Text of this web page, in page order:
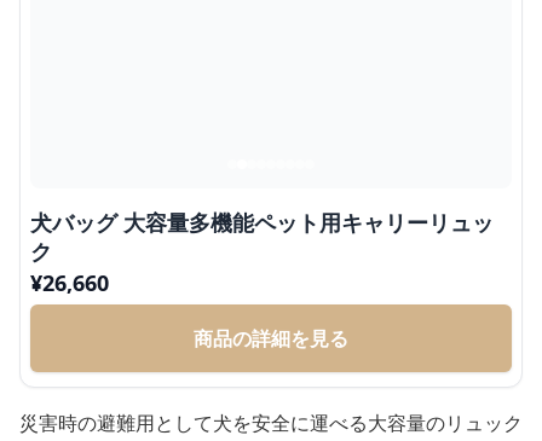
犬バッグ 大容量多機能ペット用キャリーリュッ
ク
¥26,660
商品の詳細を見る
災害時の避難用として犬を安全に運べる大容量のリュック